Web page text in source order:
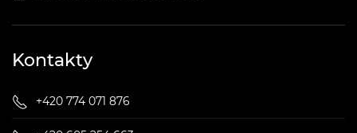
Kontakty
+420 774 071 876